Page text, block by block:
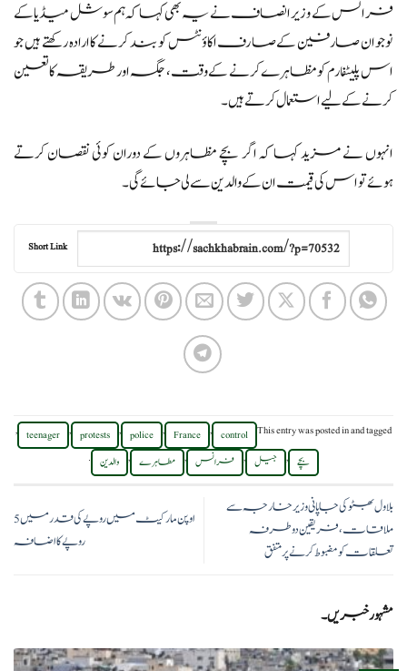
فرانس کے وزیر انصاف نے یہ بھی کہا کہ ہم سوشل میڈیا کے
نوجوان صارفین کے صارف اکاؤنٹس کو بند کرنے کا ارادہ رکھتے ہیں جو
اس پلیٹفارم کو مظاہرے کرنے کے وقت، جگہ اور طریقہ کا تعین
کرنے کے لیے استعمال کرتے ہیں۔
انہوں نے مزید کہا کہ اگر بچے مظاہروں کے دوران کوئی نقصان کرتے
ہوئے تو اس کی قیمت ان کے والدین سے لی جائے گی۔
Short Link
This entry was posted inand tagged
control
,
France
,
police
,
protests
,
teenager
,
بچے , جیل , فرانس , مطاہرے , والدین .
بلاول بھٹو کی جاپانی وزیر خارجہ سے
ملاقات، فریقین دوطرفہ
تعلقات کو مضبوط کرنے پر متفق
اوپن مارکیٹ میں روپے کی قدر میں 5
روپے کا اضافہ
مشہور خبریں۔